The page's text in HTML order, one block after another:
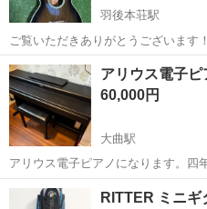
羽後本荘駅
ご覧いただきありがとうございま
35,000円 TAKAMINEPT-108 エレアコ アコースティックギターです。
秋田 由利本荘市 羽後本荘駅
アリウス電子ピ
60,000円
大曲駅
アリウス電子ピアノになります。四
たので美品です。子供がピアノをや
の電子基盤も交換してあります。
秋田 鍵盤